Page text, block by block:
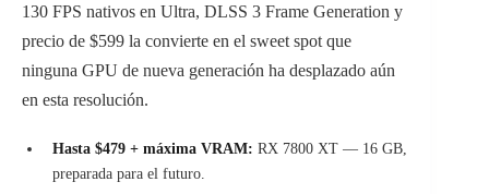
130 FPS nativos en Ultra, DLSS 3 Frame Generation y
precio de $599 la convierte en el sweet spot que
ninguna GPU de nueva generación ha desplazado aún
en esta resolución.
Hasta $479 + máxima VRAM: RX 7800 XT — 16 GB,
preparada para el futuro.